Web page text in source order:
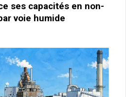
ses capacités en non-
voie humide